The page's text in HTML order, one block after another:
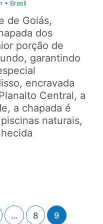
• Brasil
de Goiás,
dos
porção de
garantindo
encravada
Central, a
a chapada é
naturais,
… 8 9